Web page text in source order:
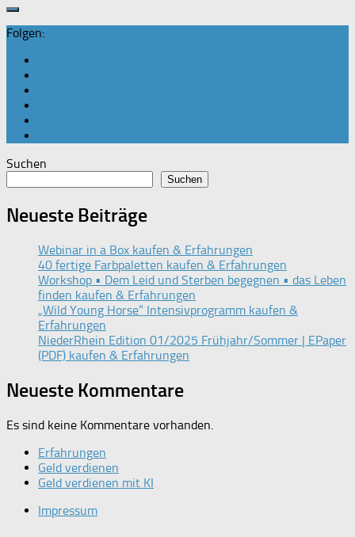
Folgen:
Suchen
Suchen
Neueste Beiträge
Webinar in a Box kaufen & Erfahrungen
40 fertige Farbpaletten kaufen & Erfahrungen
Workshop • Dem Leid und Sterben begegnen • das Leben
finden kaufen & Erfahrungen
„Wild Young Horse“ Intensivprogramm kaufen &
Erfahrungen
NiederRhein Edition 01/2025 Frühjahr/Sommer | EPaper
(PDF) kaufen & Erfahrungen
Neueste Kommentare
Es sind keine Kommentare vorhanden.
Erfahrungen
Geld verdienen
Geld verdienen mit KI
Impressum